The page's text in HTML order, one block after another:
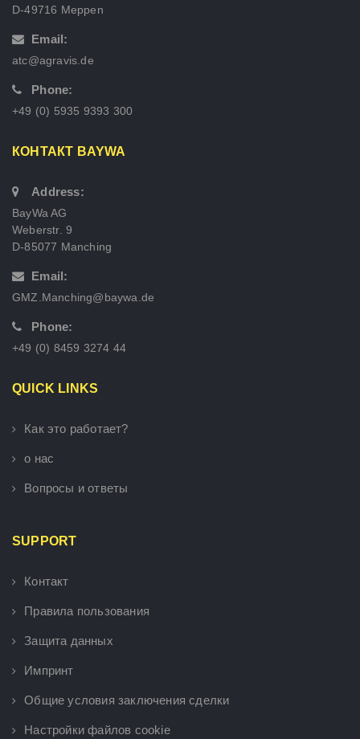
D-49716 Meppen
Email:
atc@agravis.de
Phone:
+49 (0) 5935 9393 300
КОНТАКТ BAYWA
Address:
BayWa AG
Weberstr. 9
D-85077 Manching
Email:
GMZ.Manching@baywa.de
Phone:
+49 (0) 8459 3274 44
QUICK LINKS
Как это работает?
о нас
Вопросы и ответы
SUPPORT
Контакт
Правила пользования
Защита данных
Импринт
Общие условия заключения сделки
Настройки файлов cookie